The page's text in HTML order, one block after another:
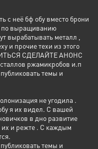
с неё бф обу вместо брони
по выращиванию
вырабатывать металл ,
и прочие техи из этого
СДЕЛАЙТЕ АНОНС
ржамикробов и.п
темы и
не угодила .
я их видел. С вашей
в дно развитие
их и режте . С каждым
темы и